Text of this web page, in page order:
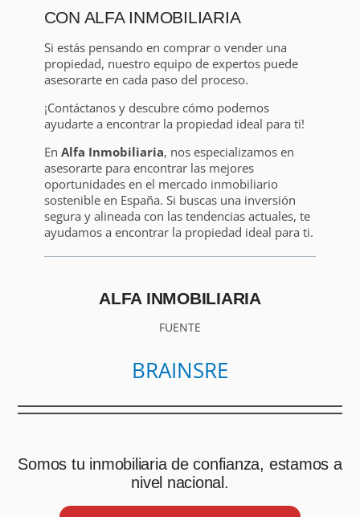
CON ALFA INMOBILIARIA
Si estás pensando en comprar o vender una
propiedad, nuestro equipo de expertos puede
asesorarte en cada paso del proceso.
¡Contáctanos y descubre cómo podemos
ayudarte a encontrar la propiedad ideal para ti!
En Alfa Inmobiliaria, nos especializamos en
asesorarte para encontrar las mejores
oportunidades en el mercado inmobiliario
sostenible en España. Si buscas una inversión
segura y alineada con las tendencias actuales, te
ayudamos a encontrar la propiedad ideal para ti.
ALFA INMOBILIARIA
FUENTE
BRAINSRE
Somos tu inmobiliaria de confianza, estamos a
nivel nacional.